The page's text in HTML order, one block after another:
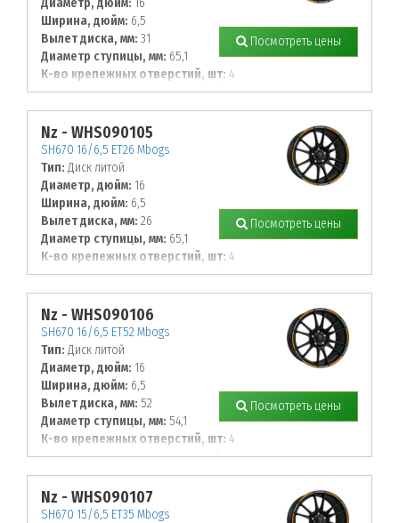
Ширина, дюйм: 6,5
Вылет диска, мм: 31
Диаметр ступицы, мм: 65,1
К-во крепежных отверстий, шт: 4
Диаметр располож. отверстий, мм:
108
Посмотреть цены
Nz - WHS090105
SH670 16/6,5 ET26 Mbogs
Тип: Диск литой
Диаметр, дюйм: 16
Ширина, дюйм: 6,5
Вылет диска, мм: 26
Диаметр ступицы, мм: 65,1
К-во крепежных отверстий, шт: 4
Диаметр располож. отверстий, мм:
108
Посмотреть цены
Nz - WHS090106
SH670 16/6,5 ET52 Mbogs
Тип: Диск литой
Диаметр, дюйм: 16
Ширина, дюйм: 6,5
Вылет диска, мм: 52
Диаметр ступицы, мм: 54,1
К-во крепежных отверстий, шт: 4
Диаметр располож. отверстий, мм:
100
Посмотреть цены
Nz - WHS090107
SH670 15/6,5 ET35 Mbogs